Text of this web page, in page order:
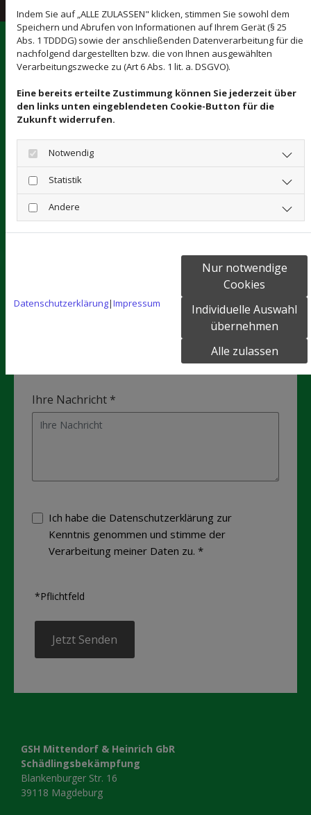
Sende Sie uns eine Nachricht:
Vorname
Nachname *
Ihre Nachricht *
Ich habe die Datenschutzerklärung zur
Kenntnis genommen und stimme der
Verarbeitung meiner Daten zu. *
*Pflichtfeld
GSH Mittendorf & Heinrich GbR
Schädlingsbekämpfung
Blankenburger Str. 16
39118 Magdeburg
Indem Sie auf „ALLE ZULASSEN" klicken, stimmen Sie sowohl dem
Speichern und Abrufen von Informationen auf Ihrem Gerät (§ 25
Abs. 1 TDDDG) sowie der anschließenden Datenverarbeitung für die
nachfolgend dargestellten bzw. die von Ihnen ausgewählten
Verarbeitungszwecke zu (Art 6 Abs. 1 lit. a. DSGVO).
Eine bereits erteilte Zustimmung können Sie jederzeit über
den links unten eingeblendeten Cookie-Button für die
Zukunft widerrufen.
Notwendig
Statistik
Andere
Datenschutzerklärung|Impressum
Nur notwendige
Cookies
Individuelle Auswahl
übernehmen
Alle zulassen